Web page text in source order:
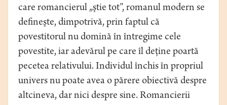
care romancierul „ştie tot”, romanul modern se
defineşte, dimpotrivă, prin faptul că
povestitorul nu domină în întregime cele
povestite, iar adevărul pe care îl deţine poartă
pecetea relativului. Individul închis în propriul
univers nu poate avea o părere obiectivă despre
altcineva, dar nici despre sine. Romancierii